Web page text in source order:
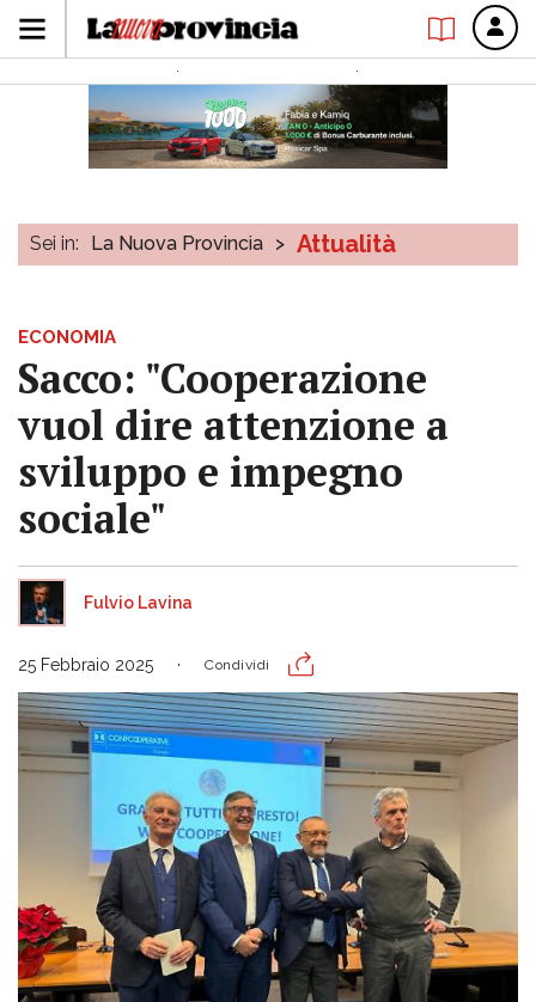
Sei in: La Nuova Provincia > Attualità
ECONOMIA
Sacco: "Cooperazione
vuol dire attenzione a
sviluppo e impegno
sociale"
Fulvio Lavina
25 Febbraio 2025 Condividi